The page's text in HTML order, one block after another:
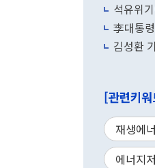
석유위
李대통
김성환
[관련키
재생에
에너지